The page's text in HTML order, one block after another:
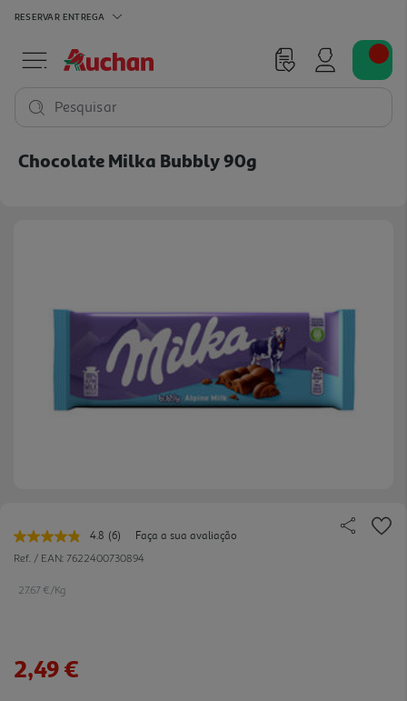
RESERVAR ENTREGA
Pesquisar
Chocolate Milka Bubbly 90g
4.8 Leu
6
(6)
Faça a sua avaliação
Ref. / EAN: 7622400730894
27.67 €/Kg
2,49 €